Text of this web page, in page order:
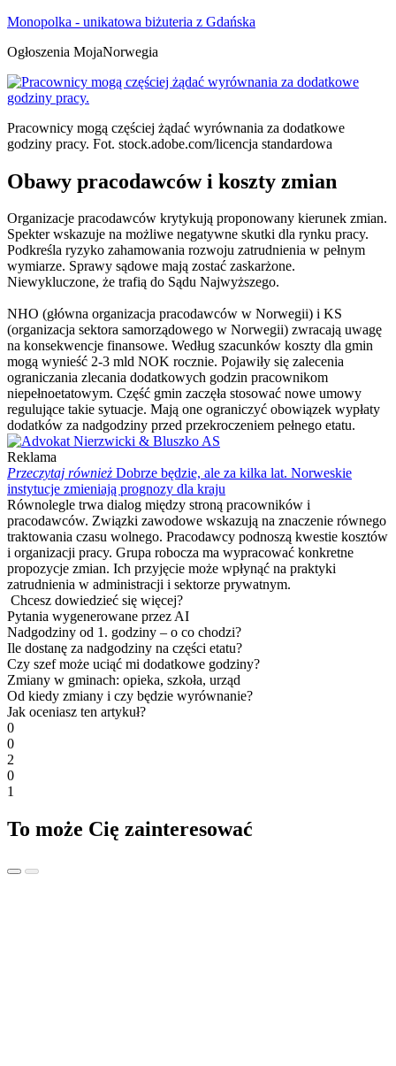
Monopolka - unikatowa biżuteria z Gdańska
Ogłoszenia MojaNorwegia
Pracownicy mogą częściej żądać wyrównania za dodatkowe
godziny pracy. Fot. stock.adobe.com/licencja standardowa
Obawy pracodawców i koszty zmian
Organizacje pracodawców krytykują proponowany kierunek zmian.
Spekter wskazuje na możliwe negatywne skutki dla rynku pracy.
Podkreśla ryzyko zahamowania rozwoju zatrudnienia w pełnym
wymiarze. Sprawy sądowe mają zostać zaskarżone.
Niewykluczone, że trafią do Sądu Najwyższego.
NHO (główna organizacja pracodawców w Norwegii) i KS
(organizacja sektora samorządowego w Norwegii) zwracają uwagę
na konsekwencje finansowe. Według szacunków koszty dla gmin
mogą wynieść 2-3 mld NOK rocznie. Pojawiły się zalecenia
ograniczania zlecania dodatkowych godzin pracownikom
niepełnoetatowym. Część gmin zaczęła stosować nowe umowy
regulujące takie sytuacje. Mają one ograniczyć obowiązek wypłaty
dodatków za nadgodziny przed przekroczeniem pełnego etatu.
Reklama
Przeczytaj również Dobrze będzie, ale za kilka lat. Norweskie
instytucje zmieniają prognozy dla kraju
Równolegle trwa dialog między stroną pracowników i
pracodawców. Związki zawodowe wskazują na znaczenie równego
traktowania czasu wolnego. Pracodawcy podnoszą kwestie kosztów
i organizacji pracy. Grupa robocza ma wypracować konkretne
propozycje zmian. Ich przyjęcie może wpłynąć na praktyki
zatrudnienia w administracji i sektorze prywatnym.
Chcesz dowiedzieć się więcej?
Pytania wygenerowane przez AI
Nadgodziny od 1. godziny – o co chodzi?
Ile dostanę za nadgodziny na części etatu?
Czy szef może uciąć mi dodatkowe godziny?
Zmiany w gminach: opieka, szkoła, urząd
Od kiedy zmiany i czy będzie wyrównanie?
Jak oceniasz ten artykuł?
0
0
2
0
1
To może Cię zainteresować